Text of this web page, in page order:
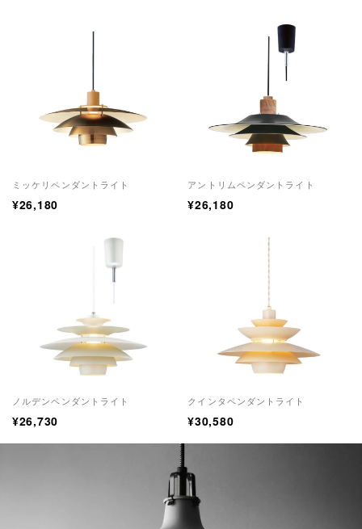
ミッケリペンダントライト
¥26,180
アントリムペンダントライト
¥26,180
ノルデンペンダントライト
¥26,730
クインタペンダントライト
¥30,580